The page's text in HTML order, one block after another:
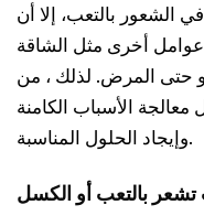
بالتعب، إلا أن
عوامل أخرى مثل الشاقة
حتى المرض. لذلك ، من
معالجة الأسباب الكامنة
وإيجاد الحلول المناسبة.
بالتعب أو الكسل